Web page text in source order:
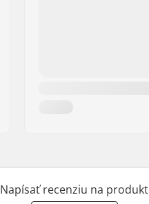
Napísať recenziu na produkt